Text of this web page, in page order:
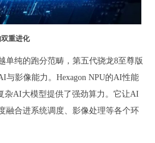
重进化
单纯的跑分范畴，第五代骁龙8至尊版
与影像能力。Hexagon NPU的AI性能
杂AI大模型提供了强劲算力。它让AI
融合进系统调度、影像处理等各个环